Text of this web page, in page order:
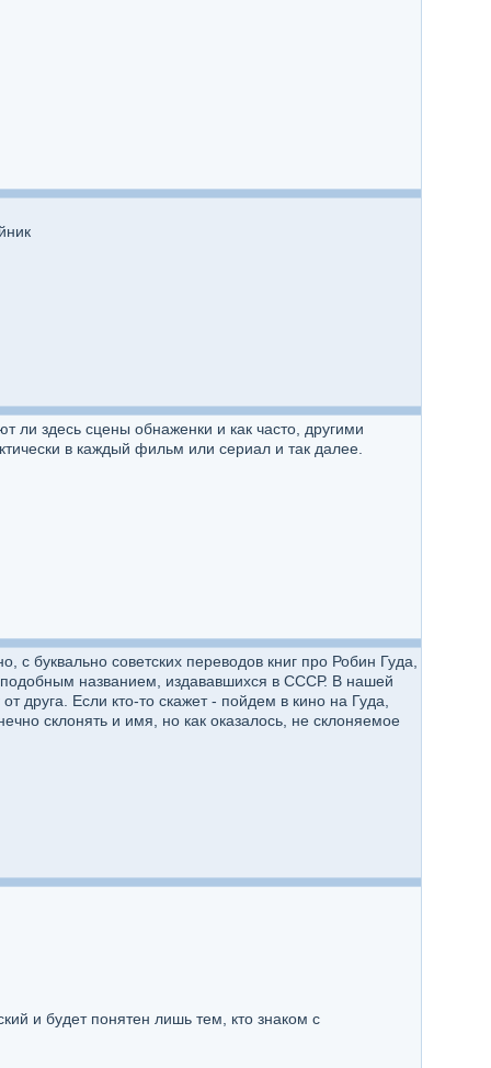
ли здесь сцены обнаженки и как часто, другими
в каждый фильм или сериал и так далее.
буквально советских переводов книг про Робин Гуда,
подобным названием, издававшихся в СССР. В нашей
друга. Если кто-то скажет - пойдем в кино на Гуда,
склонять и имя, но как оказалось, не склоняемое
и будет понятен лишь тем, кто знаком с